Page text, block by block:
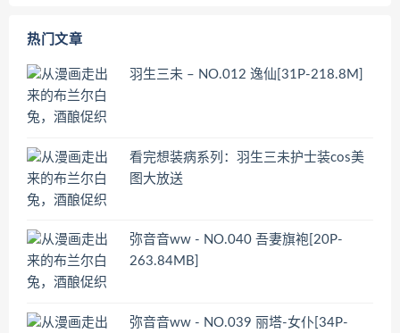
热门文章
羽生三未 – NO.012 逸仙[31P-218.8M]
看完想装病系列：羽生三未护士装cos美
图大放送
弥音音ww - NO.040 吾妻旗袍[20P-
263.84MB]
弥音音ww - NO.039 丽塔-女仆[34P-